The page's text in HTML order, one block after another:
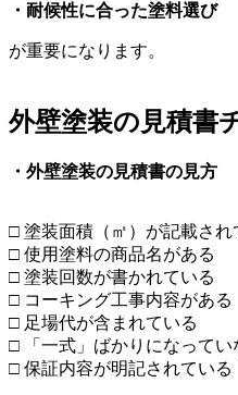
・耐候性に合った塗料選び
が重要になります。
外壁塗装の見積書
・外壁塗装の見積書の見方
□ 塗装面積（㎡）が記載され
□ 使用塗料の商品名がある
□ 塗装回数が書かれている
□ コーキング工事内容がある
□ 足場代が含まれている
□ 「一式」ばかりになってい
□ 保証内容が明記されている